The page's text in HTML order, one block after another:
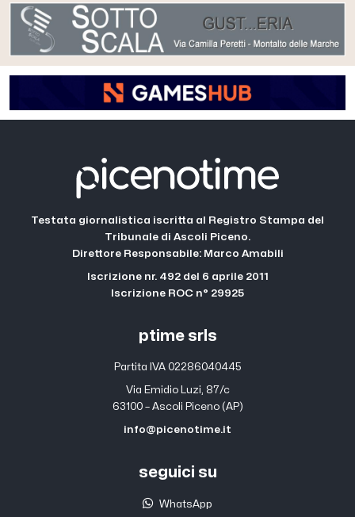
Testata giornalistica iscritta al Registro Stampa del
Tribunale di Ascoli Piceno.
Direttore Responsabile: Marco Amabili
Iscrizione nr. 492 del 6 aprile 2011
Iscrizione ROC n° 29925
ptime srls
Partita IVA 02286040445
Via Emidio Luzi, 87/c
63100 – Ascoli Piceno (AP)
info@picenotime.it
seguici su
WhatsApp